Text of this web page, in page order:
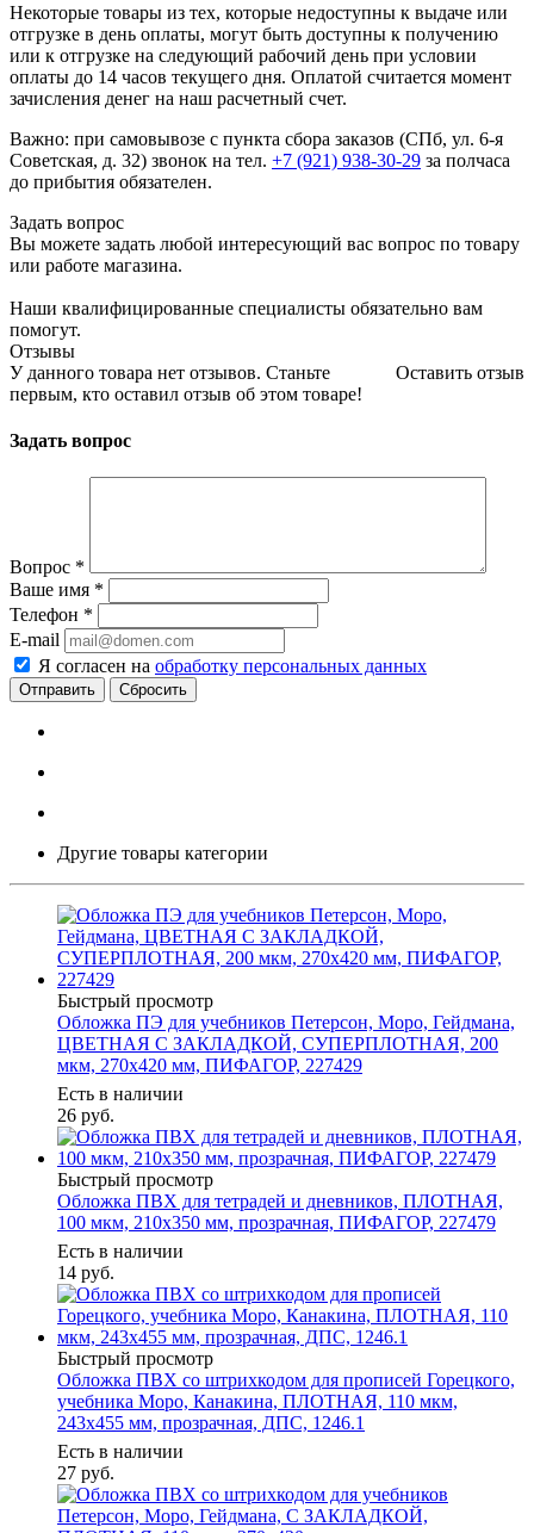
Некоторые товары из тех, которые недоступны к выдаче или
отгрузке в день оплаты, могут быть доступны к получению
или к отгрузке на следующий рабочий день при условии
оплаты до 14 часов текущего дня. Оплатой считается момент
зачисления денег на наш расчетный счет.
Важно: при самовывозе с пункта сборa заказов (СПб, ул. 6-я
Советская, д. 32) звонок на тел. +7 (921) 938-30-29 за полчаса
до прибытия обязателен.
Задать вопрос
Вы можете задать любой интересующий вас вопрос по товару
или работе магазина.
Наши квалифицированные специалисты обязательно вам
помогут.
Отзывы
Оставить отзыв
У данного товара нет отзывов. Станьте
первым, кто оставил отзыв об этом товаре!
Задать вопрос
Вопрос *
Ваше имя *
Телефон *
E-mail
Я согласен на обработку персональных данных
Сбросить
Другие товары категории
Быстрый просмотр
Обложка ПЭ для учебников Петерсон, Моро, Гейдмана,
ЦВЕТНАЯ С ЗАКЛАДКОЙ, СУПЕРПЛОТНАЯ, 200
мкм, 270х420 мм, ПИФАГОР, 227429
Есть в наличии
26 руб.
Быстрый просмотр
Обложка ПВХ для тетрадей и дневников, ПЛОТНАЯ,
100 мкм, 210х350 мм, прозрачная, ПИФАГОР, 227479
Есть в наличии
14 руб.
Быстрый просмотр
Обложка ПВХ со штрихкодом для прописей Горецкого,
учебника Моро, Канакина, ПЛОТНАЯ, 110 мкм,
243х455 мм, прозрачная, ДПС, 1246.1
Есть в наличии
27 руб.